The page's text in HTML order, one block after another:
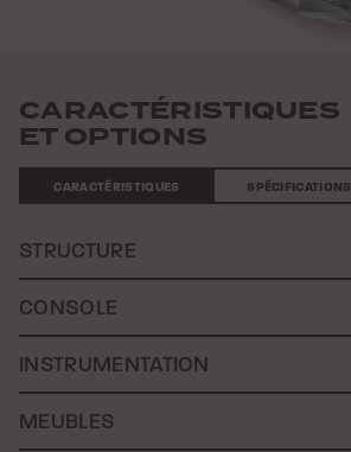
CARACTÉRISTIQUES
ET OPTIONS
CARACTÉRISTIQUES SPÉCIFICATIONS
STRUCTURE
CONSOLE
INSTRUMENTATION
MEUBLES